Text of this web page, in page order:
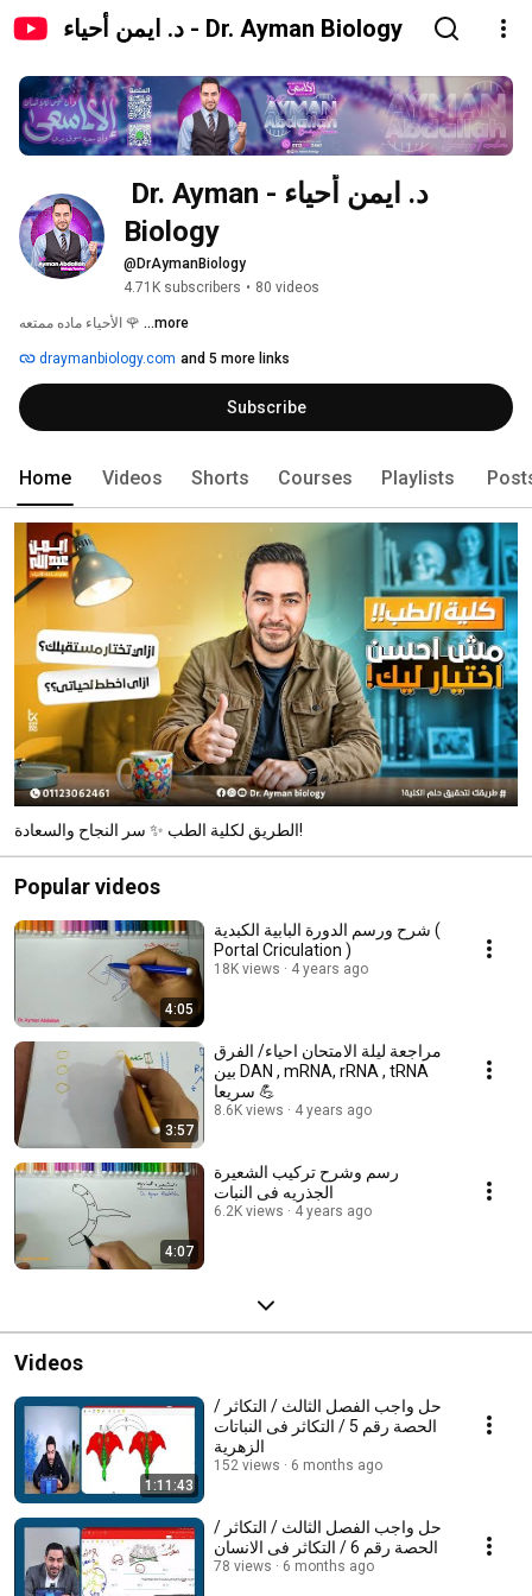
د. ايمن أحياء - Dr. Ayman Biology
Biology
@DrAymanBiology
4.71K subscribers • 80 videos
الأحياء ماده ممتعه 🌹 ...more
draymanbiology.com and 5 more links
Subscribe
Home Videos Shorts Courses Playlists
الطريق لكلية الطب ✨ سر النجاح والسعادة!
Popular videos
4:05
شرح ورسم الدورة البابية الكبدية (
Portal Criculation )
18K views 4 years ago
3:57
مراجعة ليلة الامتحان احياء/ الفرق
بين DAN , mRNA, rRNA , tRNA
سريعا 💪
8.6K views 4 years ago
4:07
رسم وشرح تركيب الشعيرة
الجذريه فى النبات
6.2K views 4 years ago
Videos
1:11:43
حل واجب الفصل الثالث / التكاثر /
الحصة رقم 5 / التكاثر فى النباتات
الزهرية
152 views 6 months ago
حل واجب الفصل الثالث / التكاثر /
الحصة رقم 6 / التكاثر فى الانسان
78 views 6 months ago